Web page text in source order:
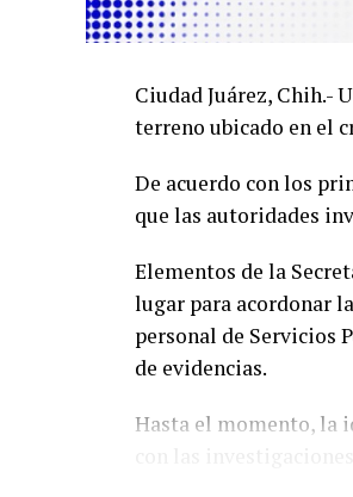
Ciudad Juárez, Chih.-
terreno ubicado en el
De acuerdo con los
que las autoridades
Elementos de la
lugar para acordonar
personal de Servicios
de evidencias.
Hasta el momento, la